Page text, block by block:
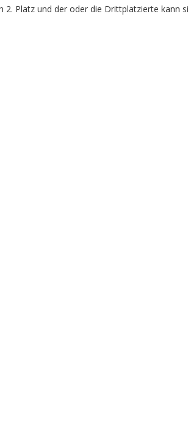
Platz und der oder die Drittplatzierte kann